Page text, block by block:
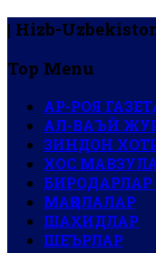
| Hizb-
Top Menu
АР-РОЯ
АЛ-ВАЪЙ
ЗИНДОН
ХОС
БИРОДАРЛАР
МАҚОЛАЛАР
ШАҲИДЛАР
ШЕЪРЛАР